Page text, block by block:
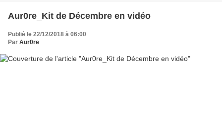
Aur0re_Kit de Décembre en vidéo
Publié le 22/12/2018 à 06:00
Par Aur0re